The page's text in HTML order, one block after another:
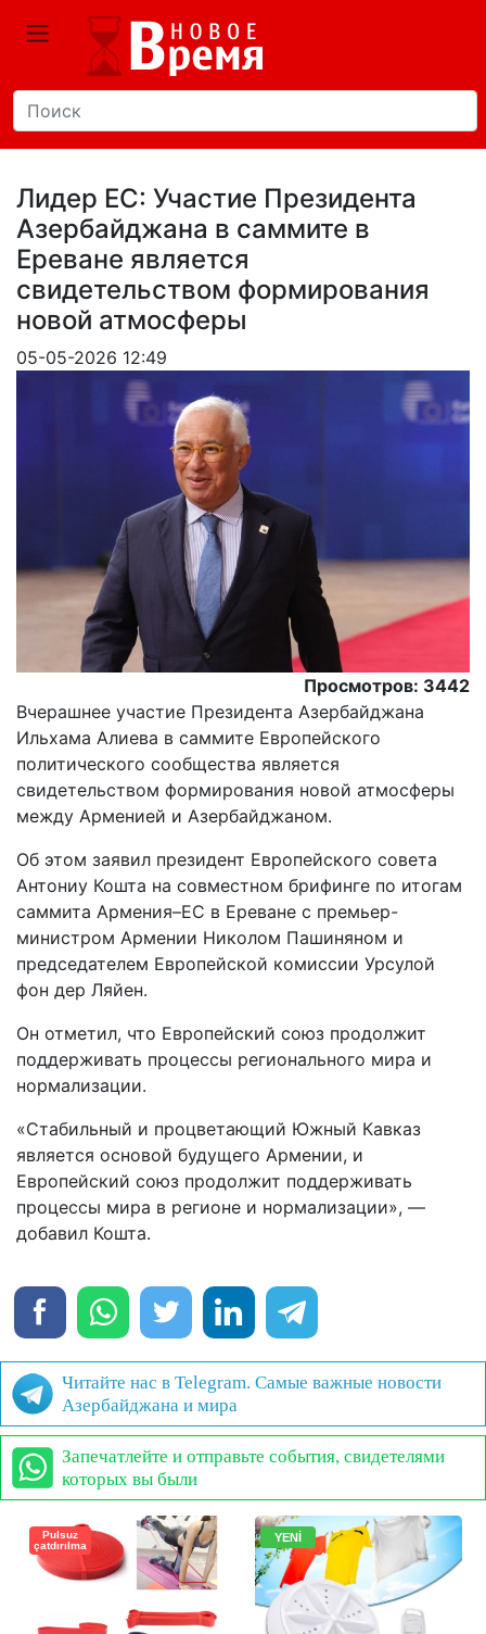
Лидер ЕС: Участие Президента
Азербайджана в саммите в
Ереване является
свидетельством формирования
новой атмосферы
05-05-2026 12:49
Просмотров: 3442
Вчерашнее участие Президента Азербайджана
Ильхама Алиева в саммите Европейского
политического сообщества является
свидетельством формирования новой атмосферы
между Арменией и Азербайджаном.
Oб этом заявил президент Европейского совета
Антониу Кошта на совместном брифинге по итогам
саммита Армения–ЕС в Ереване с премьер-
министром Армении Николом Пашиняном и
председателем Европейской комиссии Урсулой
фон дер Ляйен.
Он отметил, что Европейский союз продолжит
поддерживать процессы регионального мира и
нормализации.
«Стабильный и процветающий Южный Кавказ
является основой будущего Армении, и
Европейский союз продолжит поддерживать
процессы мира в регионе и нормализации», —
добавил Кошта.
Читайте нас в Telegram. Самые важные новости
Азербайджана и мира
Запечатлейте и отправьте события, свидетелями
которых вы были